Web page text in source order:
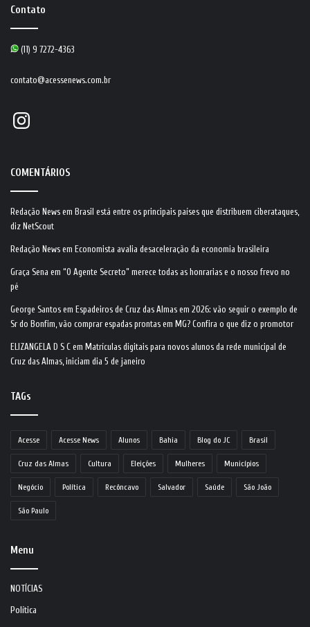
Contato
(11) 9 7272-4363
contato@acessenews.com.br
Instagram
COMENTÁRIOS
Redação News em Brasil está entre os principais países que distribuem ciberataques,
diz NetScout
Redação News em Economista avalia desaceleração da economia brasileira
Graça Sena em “O Agente Secreto” merece todas as honrarias e o nosso frevo no
pé
George Santos em Espadeiros de Cruz das Almas em 2026: vão seguir o exemplo de
Sr do Bonfim, vão comprar espadas prontas em MG? Confira o que diz o promotor
ELIZANGELA D S C em Matrículas digitais para novos alunos da rede municipal de
Cruz das Almas, iniciam dia 5 de janeiro
TAGs
Acesse Acesse News Alunos Bahia Blog do JC Brasil
Cruz das Almas Cultura Eleições Mulheres Municípios
Negócio Política Recôncavo Salvador Saúde São João
São Paulo
Menu
NOTÍCIAS
Política